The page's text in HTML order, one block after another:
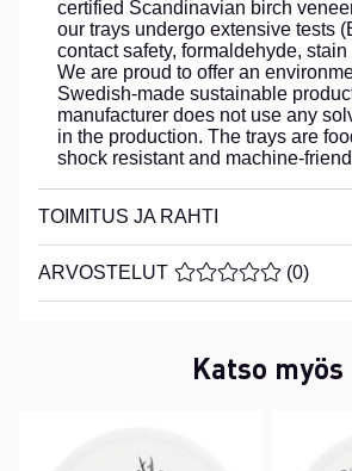
certified Scandinavian birch
our trays undergo extensive tests
contact safety, formaldehyde,
We are proud to offer an
Swedish-made sustainable
manufacturer does not use any
in the production. The trays are
shock resistant and machine-
TOIMITUS JA RAHTI
ARVOSTELUT (0)
Katso myös